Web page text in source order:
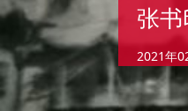
张
2021年